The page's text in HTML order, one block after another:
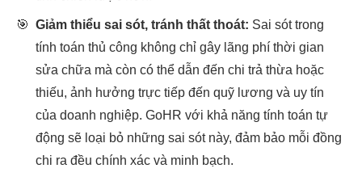
🎯 Giảm thiểu sai sót, tránh thất thoát: Sai sót trong
tính toán thủ công không chỉ gây lãng phí thời gian
sửa chữa mà còn có thể dẫn đến chi trả thừa hoặc
thiếu, ảnh hưởng trực tiếp đến quỹ lương và uy tín
của doanh nghiệp. GoHR với khả năng tính toán tự
động sẽ loại bỏ những sai sót này, đảm bảo mỗi đồng
chi ra đều chính xác và minh bạch.